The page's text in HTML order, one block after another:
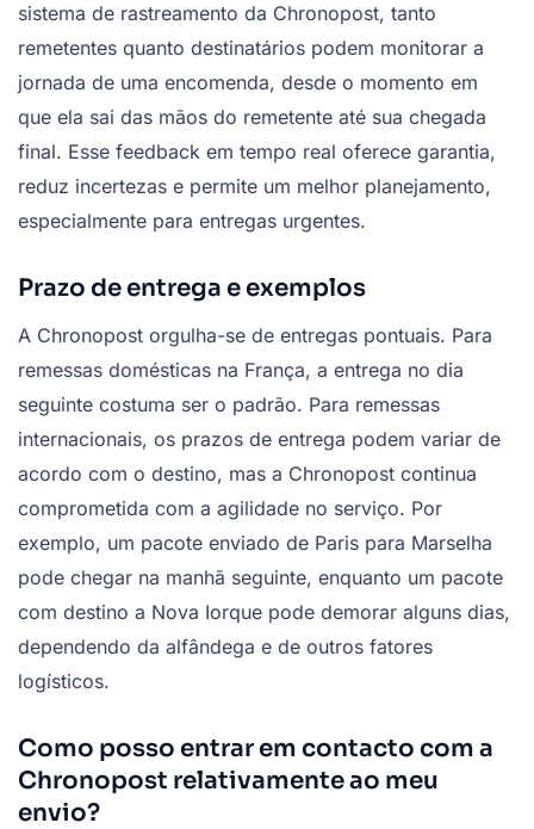
sistema de rastreamento da Chronopost, tanto
remetentes quanto destinatários podem monitorar a
jornada de uma encomenda, desde o momento em
que ela sai das mãos do remetente até sua chegada
final. Esse feedback em tempo real oferece garantia,
reduz incertezas e permite um melhor planejamento,
especialmente para entregas urgentes.
Prazo de entrega e exemplos
A Chronopost orgulha-se de entregas pontuais. Para
remessas domésticas na França, a entrega no dia
seguinte costuma ser o padrão. Para remessas
internacionais, os prazos de entrega podem variar de
acordo com o destino, mas a Chronopost continua
comprometida com a agilidade no serviço. Por
exemplo, um pacote enviado de Paris para Marselha
pode chegar na manhã seguinte, enquanto um pacote
com destino a Nova Iorque pode demorar alguns dias,
dependendo da alfândega e de outros fatores
logísticos.
Como posso entrar em contacto com a
Chronopost relativamente ao meu
envio?